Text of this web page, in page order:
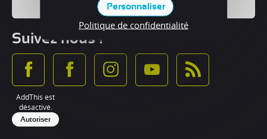
Suivez nous !
AddThis est
désactivé.
Autoriser
Personnaliser
Politique de confidentialité